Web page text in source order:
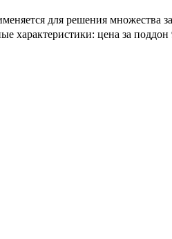
для решения множества
характеристики: цена за поддон